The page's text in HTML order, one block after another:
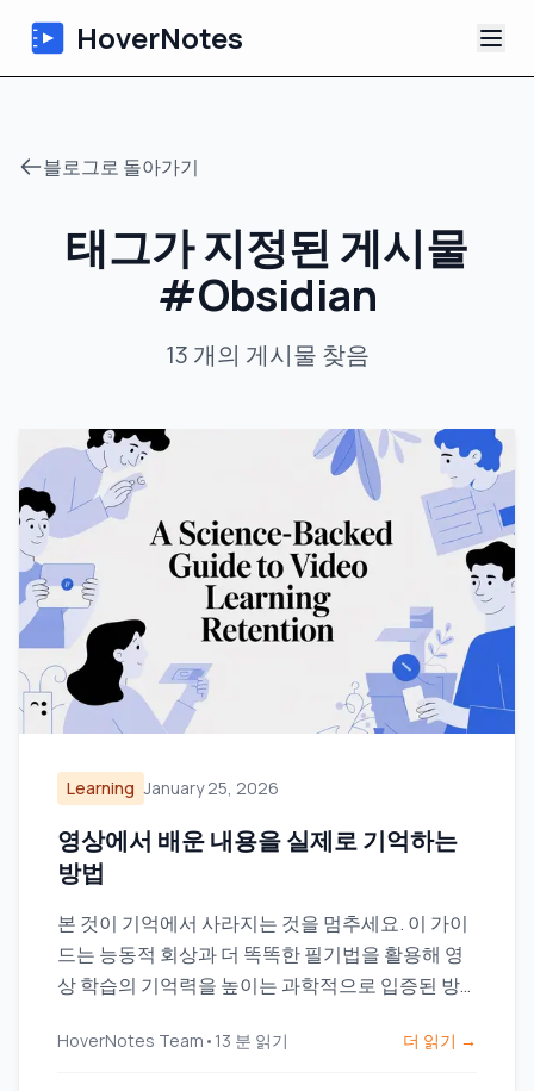
HoverNotes
AI 영상 노트
튜토리얼
소개
블로그로 돌아가기
태그가 지정된 게시물
#Obsidian
13 개의 게시물 찾음
Learning January 25, 2026
영상에서 배운 내용을 실제로 기억하는
방법
본 것이 기억에서 사라지는 것을 멈추세요. 이 가이
드는 능동적 회상과 더 똑똑한 필기법을 활용해 영
상 학습의 기억력을 높이는 과학적으로 입증된 방
HoverNotes Team • 13 분 읽기 더 읽기 →